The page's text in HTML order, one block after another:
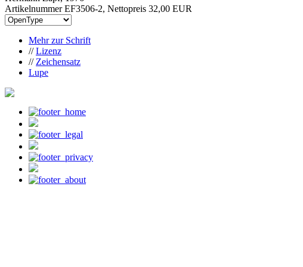
Artikelnummer EF3506-2, Nettopreis 32,00 EUR
Mehr zur Schrift
//Lizenz
// Zeichensatz
Lupe